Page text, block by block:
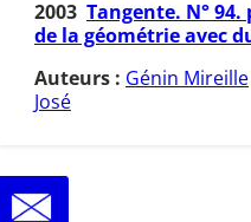
2003 Tangente. N° 94.
de la géométrie avec
Auteurs : Génin Mireille
José